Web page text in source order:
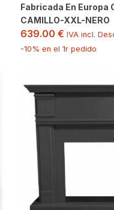
Fabricada En Europa
CAMILLO-XXL-NERO
639.00 € IVA incl.
-10% en el 1r pedido